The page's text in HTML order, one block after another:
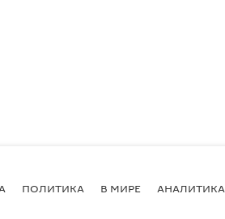
ПОЛИТИКА В МИРЕ АНАЛИТИКА